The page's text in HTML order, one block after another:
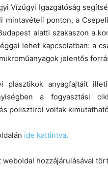
Vízügyi Igazgatóság
mintavételi ponton, a
alatti szakaszon a
lehet kapcsolatban: a
jelentős
plasztikok anyagfajtáit
a fogyasztási
polisztirol voltak
ide kattintva.
hozzájárulásával